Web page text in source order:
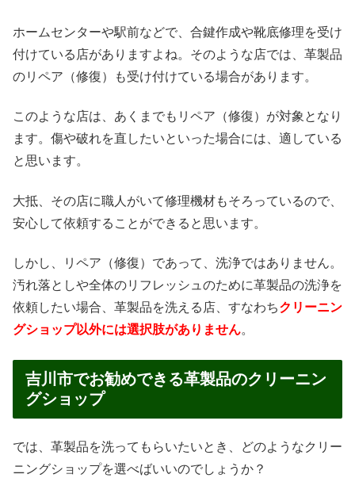
ホームセンターや駅前などで、合鍵作成や靴底修理を受け
付けている店がありますよね。そのような店では、革製品
のリペア（修復）も受け付けている場合があります。
このような店は、あくまでもリペア（修復）が対象となり
ます。傷や破れを直したいといった場合には、適している
と思います。
大抵、その店に職人がいて修理機材もそろっているので、
安心して依頼することができると思います。
しかし、リペア（修復）であって、洗浄ではありません。
汚れ落としや全体のリフレッシュのために革製品の洗浄を
依頼したい場合、革製品を洗える店、すなわちクリーニン
グショップ以外には選択肢がありません。
吉川市でお勧めできる革製品のクリーニン
グショップ
では、革製品を洗ってもらいたいとき、どのようなクリー
ニングショップを選べばいいのでしょうか？